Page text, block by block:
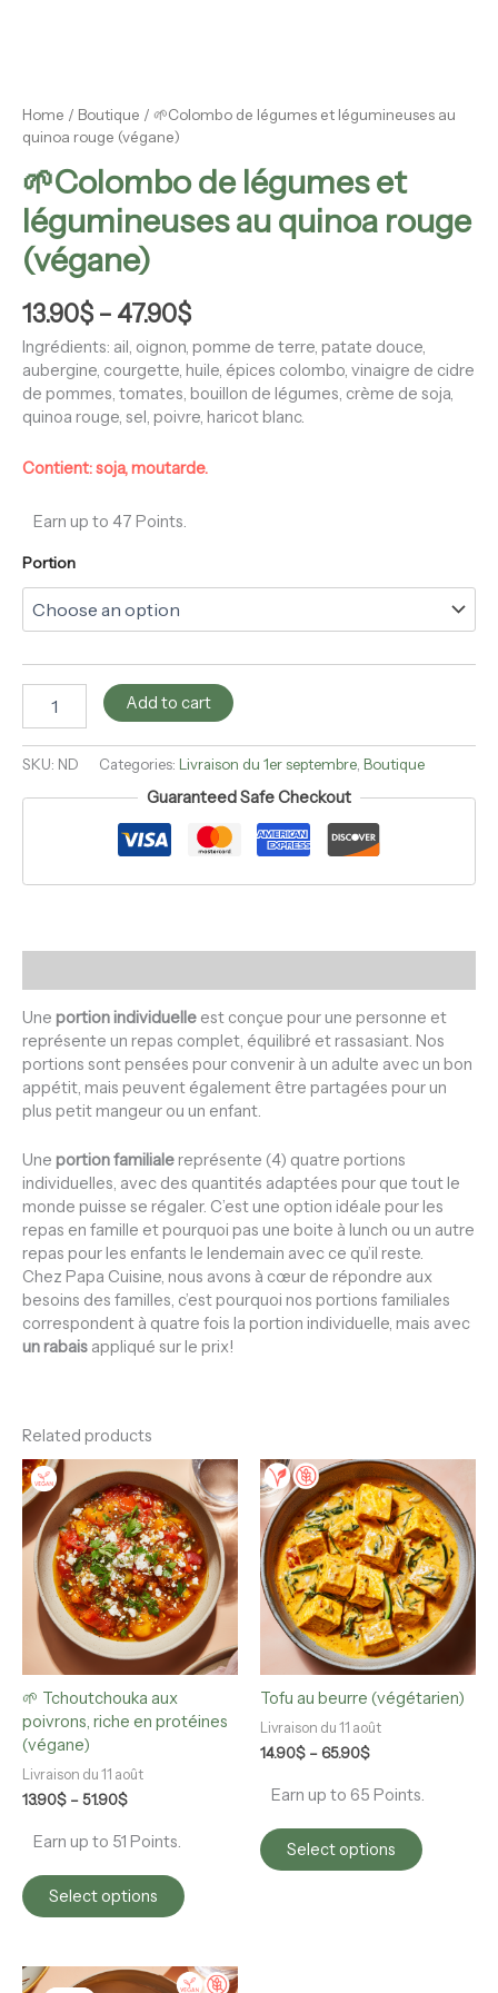
Home / Boutique / 🌱Colombo de légumes et légumineuses au
quinoa rouge (végane)
🌱Colombo de légumes et
légumineuses au quinoa rouge
(végane)
13.90$ – 47.90$
Ingrédients: ail, oignon, pomme de terre, patate douce,
aubergine, courgette, huile, épices colombo, vinaigre de cidre
de pommes, tomates, bouillon de légumes, crème de soja,
quinoa rouge, sel, poivre, haricot blanc.
Contient: soja, moutarde.
Earn up to 47 Points.
Portion
Add to cart
SKU: ND Categories: Livraison du 1er septembre Boutique
Guaranteed Safe Checkout
Une portion individuelle est conçue pour une personne et
représente un repas complet, équilibré et rassasiant. Nos
portions sont pensées pour convenir à un adulte avec un bon
appétit, mais peuvent également être partagées pour un
plus petit mangeur ou un enfant.
Une portion familialereprésente (4) quatre portions
individuelles, avec des quantités adaptées pour que tout le
monde puisse se régaler. C’est une option idéale pour les
repas en famille et pourquoi pas une boite à lunch ou un autre
repas pour les enfants le lendemain avec ce qu’il reste.
Chez Papa Cuisine, nous avons à cœur de répondre aux
besoins des familles, c’est pourquoi nos portions familiales
correspondent à quatre fois la portion individuelle, mais avec
un rabais appliqué sur le prix!
Related products
🌱 Tchoutchouka aux
poivrons, riche en protéines
(végane)
Livraison du 11 août
13.90$ –51.90$
Price
range:
13.90$
through
51.90$
Earn up to 51 Points.
Select options
This
product
has
multiple
variants.
The
options
may
be
chosen
the
Tofu au beurre (végétarien)
Livraison du 11 août
14.90$ – 65.90$
Price
range:
14.90$
through
65.90$
Earn up to 65 Points.
Select options
This
product
has
multiple
variants.
The
options
may
be
chosen
on
OriginalCurrent
This